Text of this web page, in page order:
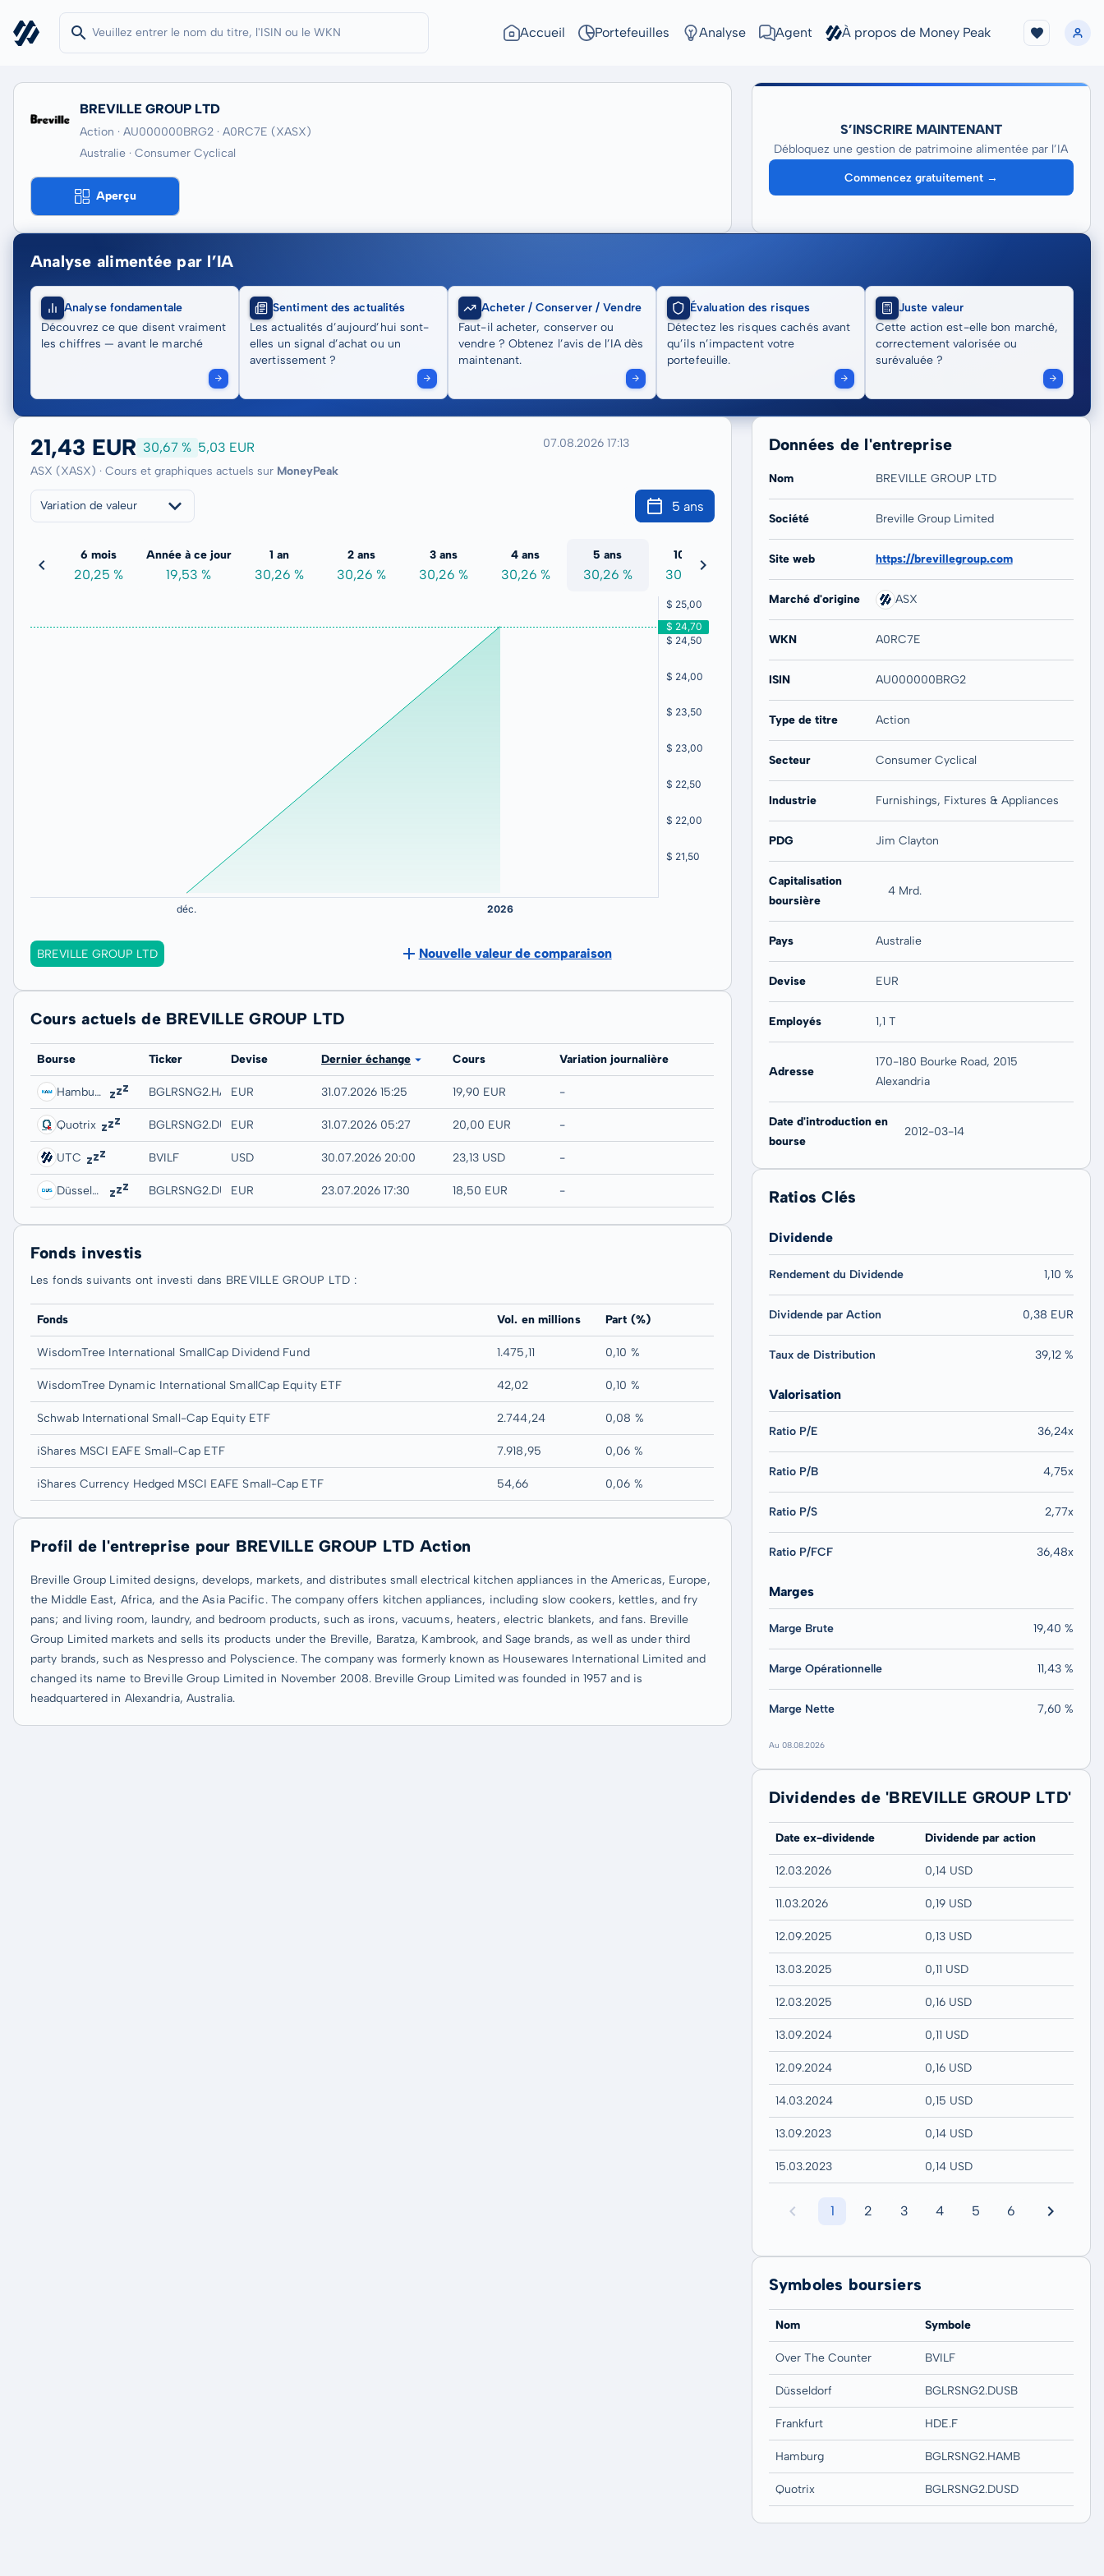
Accueil Portefeuilles Analyse Agent À propos de Money Peak
BREVILLE GROUP LTD
Action · AU000000BRG2 · A0RC7E (XASX)
Australie · Consumer Cyclical
Aperçu
S’INSCRIRE MAINTENANT
Débloquez une gestion de patrimoine alimentée par l’IA
Commencez gratuitement →
Analyse alimentée par l’IA
Analyse fondamentale
Découvrez ce que disent vraiment
les chiffres — avant le marché
Sentiment des actualités
Les actualités d’aujourd’hui sont-
elles un signal d’achat ou un
avertissement ?
Acheter / Conserver / Vendre
Faut-il acheter, conserver ou
vendre ? Obtenez l’avis de l’IA dès
maintenant.
Évaluation des risques
Détectez les risques cachés avant
qu’ils n’impactent votre
portefeuille.
Juste valeur
Cette action est-elle bon marché,
correctement valorisée ou
surévaluée ?
21,43 EUR 30,67 % 5,03 EUR
ASX (XASX) · Cours et graphiques actuels sur MoneyPeak
07.08.2026 17:13
Variation de valeur 5 ans
6 mois
20,25 %
Année à ce jour
19,53 %
1 an
30,26 %
2 ans
30,26 %
3 ans
30,26 %
4 ans
30,26 %
5 ans
30,26 %
10 ans
30,26 %
20 ans
BREVILLE GROUP LTD Nouvelle valeur de comparaison
Cours actuels de BREVILLE GROUP LTD
Bourse Ticker Devise Dernier échange Cours Variation journalière
Hamburg BGLRSNG2.HAMBEUR 31.07.2026 15:25 19,90 EUR -
Quotrix BGLRSNG2.DUSDEUR 31.07.2026 05:27 20,00 EUR -
UTC BVILF USD 30.07.2026 20:00 23,13 USD -
Düsseldorf BGLRSNG2.DUSBEUR 23.07.2026 17:30 18,50 EUR -
Fonds investis
Les fonds suivants ont investi dans BREVILLE GROUP LTD :
Fonds Vol. en millions Part (%)
WisdomTree International SmallCap Dividend Fund 1.475,11 0,10 %
WisdomTree Dynamic International SmallCap Equity ETF 42,02 0,10 %
Schwab International Small-Cap Equity ETF 2.744,24 0,08 %
iShares MSCI EAFE Small-Cap ETF 7.918,95 0,06 %
iShares Currency Hedged MSCI EAFE Small-Cap ETF 54,66 0,06 %
Profil de l'entreprise pour BREVILLE GROUP LTD Action
Breville Group Limited designs, develops, markets, and distributes small electrical kitchen appliances in the Americas, Europe,
the Middle East, Africa, and the Asia Pacific. The company offers kitchen appliances, including slow cookers, kettles, and fry
pans; and living room, laundry, and bedroom products, such as irons, vacuums, heaters, electric blankets, and fans. Breville
Group Limited markets and sells its products under the Breville, Baratza, Kambrook, and Sage brands, as well as under third
party brands, such as Nespresso and Polyscience. The company was formerly known as Housewares International Limited and
changed its name to Breville Group Limited in November 2008. Breville Group Limited was founded in 1957 and is
headquartered in Alexandria, Australia.
Données de l'entreprise
Nom BREVILLE GROUP LTD
Société Breville Group Limited
Site web https://brevillegroup.com
Marché d'origine ASX
WKN A0RC7E
ISIN AU000000BRG2
Type de titre Action
Secteur Consumer Cyclical
Industrie Furnishings, Fixtures & Appliances
PDG Jim Clayton
Capitalisation
boursière
4 Mrd.
Pays Australie
Devise EUR
Employés 1,1 T
Adresse
170-180 Bourke Road, 2015
Alexandria
Date d'introduction en
bourse
2012-03-14
Ratios Clés
Dividende
Rendement du Dividende 1,10 %
Dividende par Action 0,38 EUR
Taux de Distribution 39,12 %
Valorisation
Ratio P/E 36,24x
Ratio P/B 4,75x
Ratio P/S 2,77x
Ratio P/FCF 36,48x
Marges
Marge Brute 19,40 %
Marge Opérationnelle 11,43 %
Marge Nette 7,60 %
Au 08.08.2026
Dividendes de 'BREVILLE GROUP LTD'
Date ex-dividende Dividende par action
12.03.2026 0,14 USD
11.03.2026 0,19 USD
12.09.2025 0,13 USD
13.03.2025 0,11 USD
12.03.2025 0,16 USD
13.09.2024 0,11 USD
12.09.2024 0,16 USD
14.03.2024 0,15 USD
13.09.2023 0,14 USD
15.03.2023 0,14 USD
1 2 3 4 5 6
Symboles boursiers
Nom Symbole
Over The Counter BVILF
Düsseldorf BGLRSNG2.DUSB
Frankfurt HDE.F
Hamburg BGLRSNG2.HAMB
Quotrix BGLRSNG2.DUSD